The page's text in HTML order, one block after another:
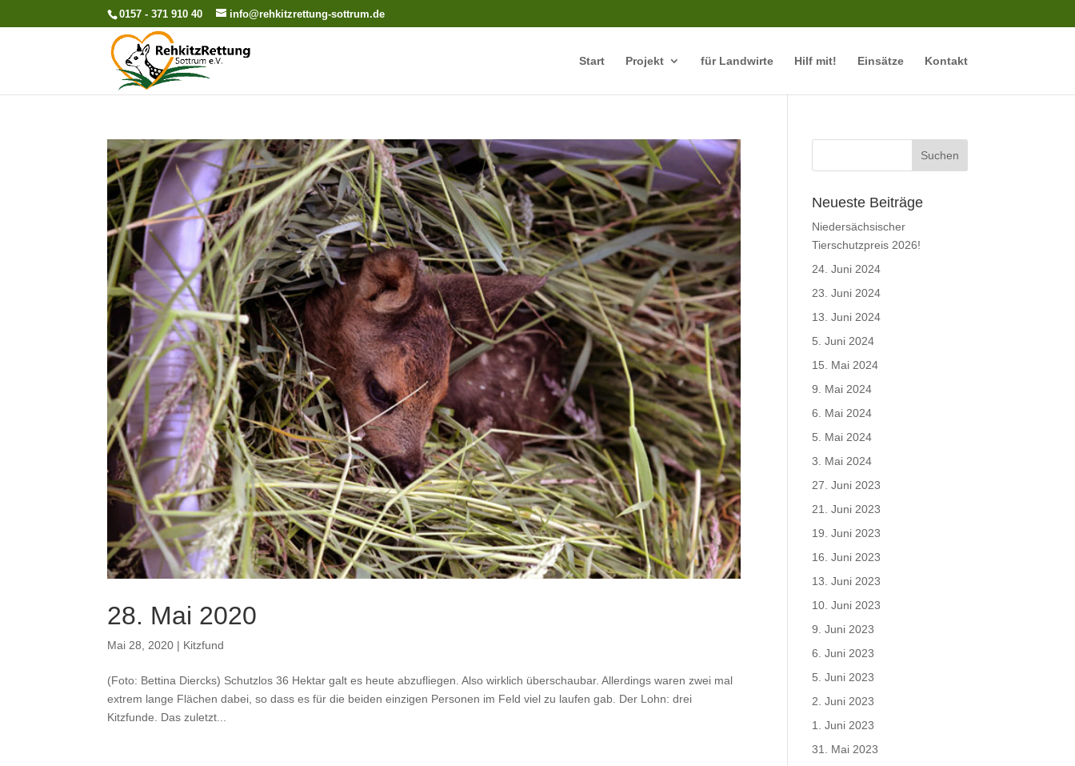
0157 - 371 910 40 info@rehkitzrettung-sottrum.de
Start Projekt für Landwirte Hilf mit! Einsätze Kontakt
28. Mai 2020
Mai 28, 2020 | Kitzfund
(Foto: Bettina Diercks) Schutzlos 36 Hektar galt es heute abzufliegen. Also wirklich überschaubar. Allerdings waren zwei mal
extrem lange Flächen dabei, so dass es für die beiden einzigen Personen im Feld viel zu laufen gab. Der Lohn: drei
Kitzfunde. Das zuletzt...
Neueste Beiträge
Niedersächsischer
Tierschutzpreis 2026!
24. Juni 2024
23. Juni 2024
13. Juni 2024
5. Juni 2024
15. Mai 2024
9. Mai 2024
6. Mai 2024
5. Mai 2024
3. Mai 2024
27. Juni 2023
21. Juni 2023
19. Juni 2023
16. Juni 2023
13. Juni 2023
10. Juni 2023
9. Juni 2023
6. Juni 2023
5. Juni 2023
2. Juni 2023
1. Juni 2023
31. Mai 2023